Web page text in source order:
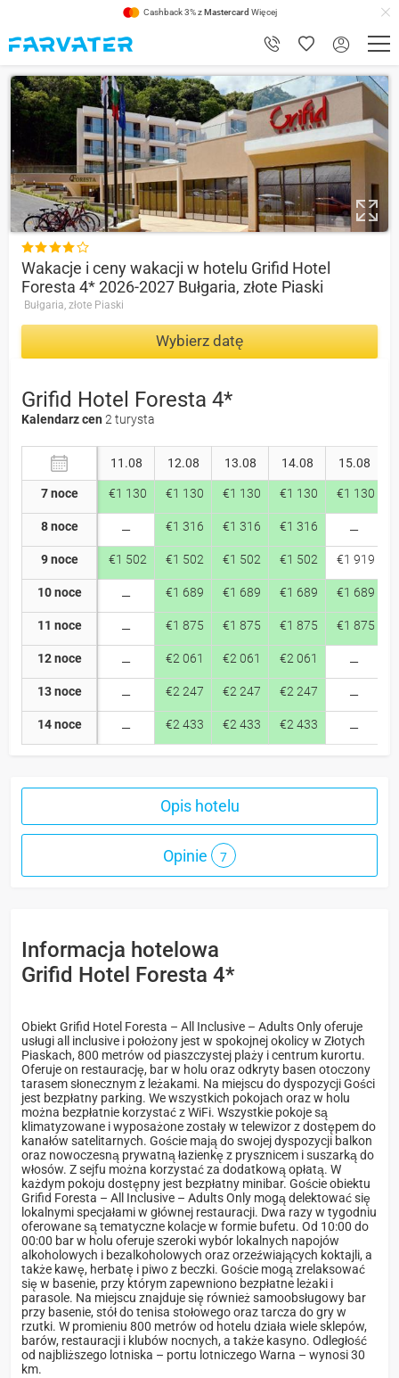
Cashback 3% zMastercard Więcej
9.2

Wakacje i ceny wakacji w hotelu Grifid Hotel
Foresta 4* 2026-2027 Bułgaria, złote Piaski
Bułgaria, złote Piaski
Wybierz datę
Grifid Hotel Foresta 4*
Kalendarz cen 2 turysta
7 noce
8 noce
9 noce
10 noce
11 noce
12 noce
13 noce
14 noce
11.08 12.08 13.08 14.08 15.08
€1 130 €1 130 €1 130 €1 130 €1 130
€1 316 €1 316 €1 316
€1 502 €1 502 €1 502 €1 502 €1 919
€1 689 €1 689 €1 689 €1 689
€1 875 €1 875 €1 875 €1 875
€2 061 €2 061 €2 061
€2 247 €2 247 €2 247
€2 433 €2 433 €2 433
Opis hotelu
Opinie 7
Informacja hotelowa
Grifid Hotel Foresta 4*
Obiekt Grifid Hotel Foresta – All Inclusive – Adults Only oferuje
usługi all inclusive i położony jest w spokojnej okolicy w Złotych
Piaskach, 800 metrów od piaszczystej plaży i centrum kurortu.
Oferuje on restaurację, bar w holu oraz odkryty basen otoczony
tarasem słonecznym z leżakami. Na miejscu do dyspozycji Gości
jest bezpłatny parking. We wszystkich pokojach oraz w holu
można bezpłatnie korzystać z WiFi. Wszystkie pokoje są
klimatyzowane i wyposażone zostały w telewizor z dostępem do
kanałów satelitarnych. Goście mają do swojej dyspozycji balkon
oraz nowoczesną prywatną łazienkę z prysznicem i suszarką do
włosów. Z sejfu można korzystać za dodatkową opłatą. W
każdym pokoju dostępny jest bezpłatny minibar. Goście obiektu
Grifid Foresta – All Inclusive – Adults Only mogą delektować się
lokalnymi specjałami w głównej restauracji. Dwa razy w tygodniu
oferowane są tematyczne kolacje w formie bufetu. Od 10:00 do
00:00 bar w holu oferuje szeroki wybór lokalnych napojów
alkoholowych i bezalkoholowych oraz orzeźwiających koktajli, a
także kawę, herbatę i piwo z beczki. Goście mogą zrelaksować
się w basenie, przy którym zapewniono bezpłatne leżaki i
parasole. Na miejscu znajduje się również samoobsługowy bar
przy basenie, stół do tenisa stołowego oraz tarcza do gry w
rzutki. W promieniu 800 metrów od hotelu działa wiele sklepów,
barów, restauracji i klubów nocnych, a także kasyno. Odległość
od najbliższego lotniska – portu lotniczego Warna – wynosi 30
km.